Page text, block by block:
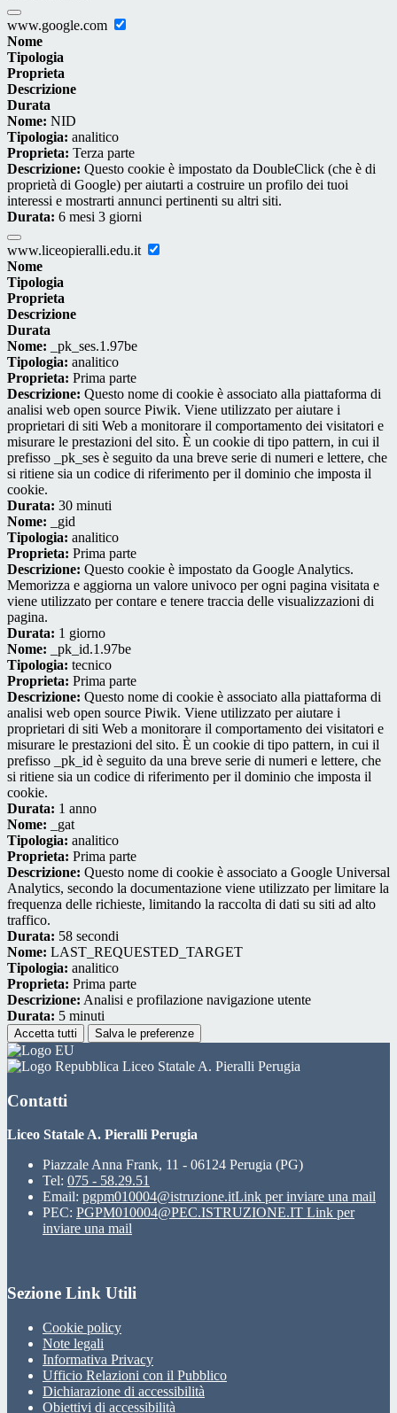
www.google.com
Nome
Tipologia
Proprieta
Descrizione
Durata
Nome: NID
Tipologia: analitico
Proprieta: Terza parte
Descrizione: Questo cookie è impostato da DoubleClick (che è di
proprietà di Google) per aiutarti a costruire un profilo dei tuoi
interessi e mostrarti annunci pertinenti su altri siti.
Durata: 6 mesi 3 giorni
www.liceopieralli.edu.it
Nome
Tipologia
Proprieta
Descrizione
Durata
Nome: _pk_ses.1.97be
Tipologia: analitico
Proprieta: Prima parte
Descrizione: Questo nome di cookie è associato alla piattaforma di
analisi web open source Piwik. Viene utilizzato per aiutare i
proprietari di siti Web a monitorare il comportamento dei visitatori e
misurare le prestazioni del sito. È un cookie di tipo pattern, in cui il
prefisso _pk_ses è seguito da una breve serie di numeri e lettere, che
si ritiene sia un codice di riferimento per il dominio che imposta il
cookie.
Durata: 30 minuti
Nome: _gid
Tipologia: analitico
Proprieta: Prima parte
Descrizione: Questo cookie è impostato da Google Analytics.
Memorizza e aggiorna un valore univoco per ogni pagina visitata e
viene utilizzato per contare e tenere traccia delle visualizzazioni di
pagina.
Durata: 1 giorno
Nome: _pk_id.1.97be
Tipologia: tecnico
Proprieta: Prima parte
Descrizione: Questo nome di cookie è associato alla piattaforma di
analisi web open source Piwik. Viene utilizzato per aiutare i
proprietari di siti Web a monitorare il comportamento dei visitatori e
misurare le prestazioni del sito. È un cookie di tipo pattern, in cui il
prefisso _pk_id è seguito da una breve serie di numeri e lettere, che
si ritiene sia un codice di riferimento per il dominio che imposta il
cookie.
Durata: 1 anno
Nome: _gat
Tipologia: analitico
Proprieta: Prima parte
Descrizione: Questo nome di cookie è associato a Google Universal
Analytics, secondo la documentazione viene utilizzato per limitare la
frequenza delle richieste, limitando la raccolta di dati su siti ad alto
traffico.
Durata: 58 secondi
Nome: LAST_REQUESTED_TARGET
Tipologia: analitico
Proprieta: Prima parte
Descrizione: Analisi e profilazione navigazione utente
Durata: 5 minuti
Accetta tutti Salva le preferenze
Liceo Statale A. Pieralli Perugia
Contatti
Liceo Statale A. Pieralli Perugia
Piazzale Anna Frank, 11 - 06124 Perugia (PG)
Tel: 075 - 58.29.51
Email: pgpm010004@istruzione.itLink per inviare una mail
PEC: PGPM010004@PEC.ISTRUZIONE.IT Link per
inviare una mail
Sezione Link Utili
Cookie policy
Note legali
Informativa Privacy
Ufficio Relazioni con il Pubblico
Dichiarazione di accessibilità
Obiettivi di accessibilità